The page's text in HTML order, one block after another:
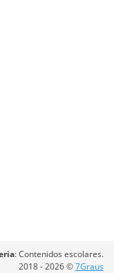
: Contenidos escolares.
2018 - 2026 ©7Graus